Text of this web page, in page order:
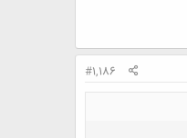
#1,186